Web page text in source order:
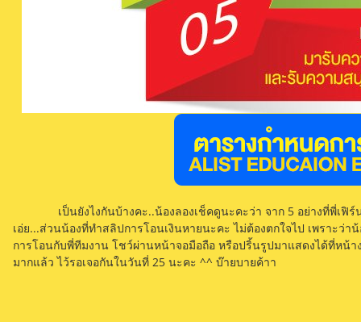
เป็นยังไงกันบ้างคะ..น้องลองเช็คดูนะคะว่า จาก 5 อย่างที่พี่เฟิร์น
เอ่ย...ส่วนน้องที่ทำสลิปการโอนเงินหายนะคะ ไม่ต้องตกใจไป เพราะว่า
การโอนกับพี่ทีมงาน โชว์ผ่านหน้าจอมือถือ หรือปริ้นรูปมาแสดงได้ที่หน้า
มากแล้ว ไว้รอเจอกันในวันที่ 25 นะคะ ^^ บ๊ายบายค้าา